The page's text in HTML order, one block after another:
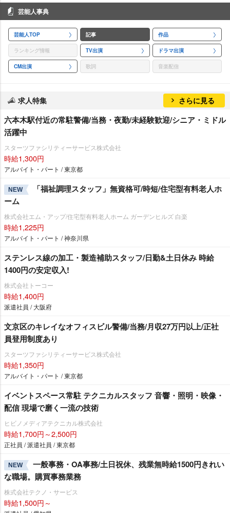
芸能人事典
芸能人TOP 記事 作品
ランキング情報 TV出演 ドラマ出演
CM出演 歌詞 音楽配信
求人特集 さらに見る
六本木駅付近の常駐警備/当務・夜勤/未経験歓迎/シニア・ミドル
活躍中
スターツファシリティーサービス株式会社
時給1,300円
アルバイト・パート / 東京都
NEW
「福祉調理スタッフ」無資格可/時短/住宅型有料老人ホ
ーム
株式会社エム・アップ/住宅型有料老人ホーム ガーデンヒルズ 白楽
時給1,225円
アルバイト・パート / 神奈川県
ステンレス線の加工・製造補助スタッフ/日勤&土日休み 時給
1400円の安定収入!
株式会社トーコー
時給1,400円
派遣社員 / 大阪府
文京区のキレイなオフィスビル警備/当務/月収27万円以上/正社
員登用制度あり
スターツファシリティーサービス株式会社
時給1,350円
アルバイト・パート / 東京都
イベントスペース常駐 テクニカルスタッフ 音響・照明・映像・
配信 現場で磨く一流の技術
ヒビノメディアテクニカル株式会社
時給1,700円～2,500円
正社員 / 派遣社員 / 東京都
NEW
一般事務・OA事務/土日祝休、残業無時給1500円きれい
な職場。購買事務業務
株式会社テクノ・サービス
時給1,500円～